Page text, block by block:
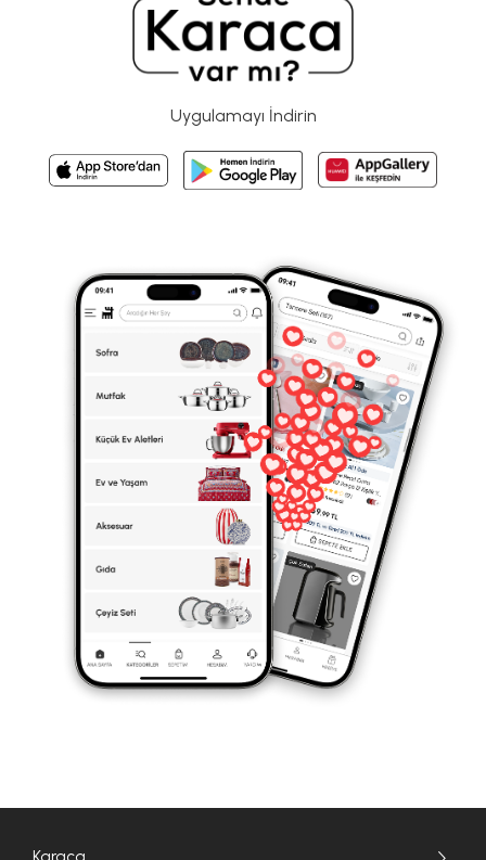
Uygulamayı İndirin